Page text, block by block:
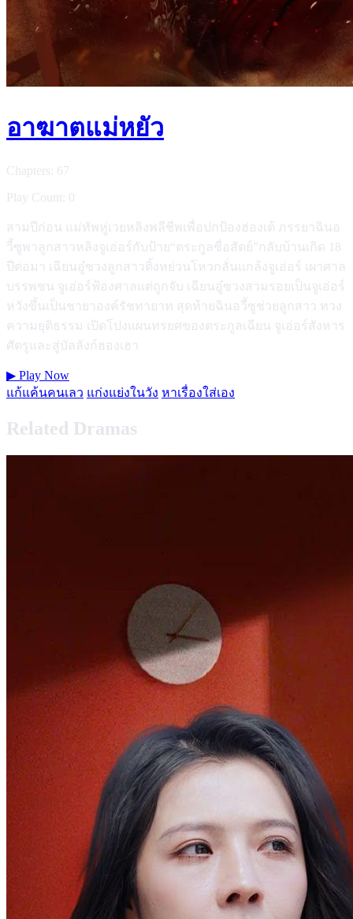
อาฆาตแม่หยัว
Chapters: 67
Play Count: 0
สามปีก่อน แม่ทัพหู่เวยหลิงพลีชีพเพื่อปกป้องฮ่องเต้ ภรรยาฉินอ
วี้ซูพาลูกสาวหลิงจูเอ่อร์กับป้าย“ตระกูลซื่อสัตย์”กลับบ้านเกิด 18
ปีต่อมา เฉียนอู๋ซวงลูกสาวติ้งหย่วนโหวกลั่นแกล้งจูเอ่อร์ เผาศาล
บรรพชน จูเอ่อร์ฟ้องศาลแต่ถูกจับ เฉียนอู๋ซวงสวมรอยเป็นจูเอ่อร์
หวังขึ้นเป็นชายาองค์รัชทายาท สุดท้ายฉินอวี้ซูช่วยลูกสาว ทวง
ความยุติธรรม เปิดโปงแผนทรยศของตระกูลเฉียน จูเอ่อร์สังหาร
ศัตรูและสู่บัลลังก์ฮองเฮา
▶ Play Now
แก้แค้นคนเลว แก่งแย่งในวัง หาเรื่องใส่เอง
Related Dramas